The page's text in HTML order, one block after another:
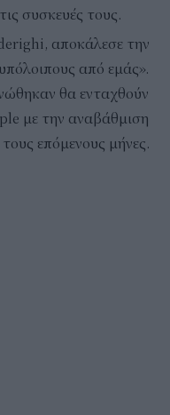
συσκευές τους.
αποκάλεσε την
από εμάς».
θα ενταχθούν
με την αναβάθμιση
επόμενους μήνες.